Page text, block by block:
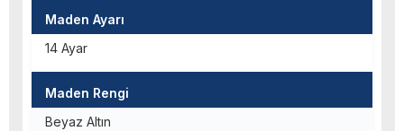
Maden Ayarı
14 Ayar
Maden Rengi
Beyaz Altın